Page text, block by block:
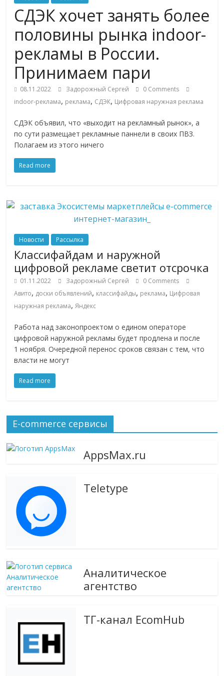
Commerce,
омниканальном
ритейле,
логистике,
технологиях,
соцсетях
онлайн-
для
Commerce,
ритейле,
логистике,
технологиях,
соцсетях.
Нам
важно,
как
знать
как
Сеть
людей
и
обсудить
читателем.
СДЭК хочет занять более
половины рынка indoor-
рекламы в России.
Принимаем пари
08.11.2022 Задорожный Сергей
0 Comments
indoor-реклама, реклама, СДЭК, Цифровая наружная реклама
СДЭК объявил, что «выходит на рекламный рынок», а
по сути размещает рекламные паннели в своих ПВЗ.
Полагаем из этого ничего
Read more
Новости Рассылка
Классифайдам и наружной
цифровой рекламе светит отсрочка
01.11.2022 Задорожный Сергей
0 Comments
Авито, доски объявлений, классифайды, реклама, Цифровая
наружная реклама,Яндекс
Работа над законопроектом о едином операторе
цифровой наружной рекламы будет продлена и после
1 ноября. Очередной перенос сроков связан с тем, что
власти не могут
Read more
E-commerce сервисы
AppsMax.ru
Teletype
Аналитическое
агентство
ТГ-канал EcomHub